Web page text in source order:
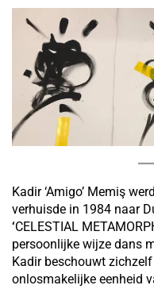
Kadir ‘Amigo’ Memiş
verhuisde in 1984 naar
‘CELESTIAL
persoonlijke wijze dans
Kadir beschouwt zichzelf
onlosmakelijke eenheid